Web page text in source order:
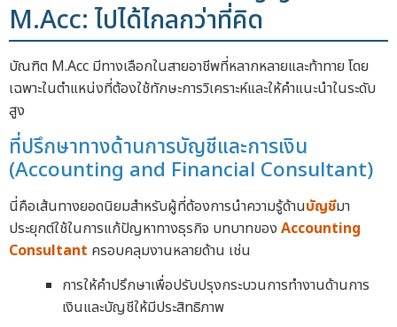
M.Acc: ไปได้ไกลกว่าที่คิด
บัณฑิต M.Acc มีทางเลือกในสายอาชีพที่หลากหลายและท้าทาย โดย
เฉพาะในตำแหน่งที่ต้องใช้ทักษะการวิเคราะห์และให้คำแนะนำในระดับ
สูง
ที่ปรึกษาทางด้านการบัญชีและการเงิน
(Accounting and Financial Consultant)
นี่คือเส้นทางยอดนิยมสำหรับผู้ที่ต้องการนำความรู้ด้านบัญชีมา
ประยุกต์ใช้ในการแก้ปัญหาทางธุรกิจ บทบาทของ Accounting
Consultant ครอบคลุมงานหลายด้าน เช่น
การให้คำปรึกษาเพื่อปรับปรุงกระบวนการทำงานด้านการ
เงินและบัญชีให้มีประสิทธิภาพ